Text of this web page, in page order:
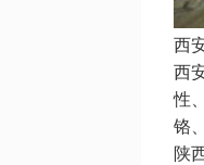
西
西
性
铬
陕